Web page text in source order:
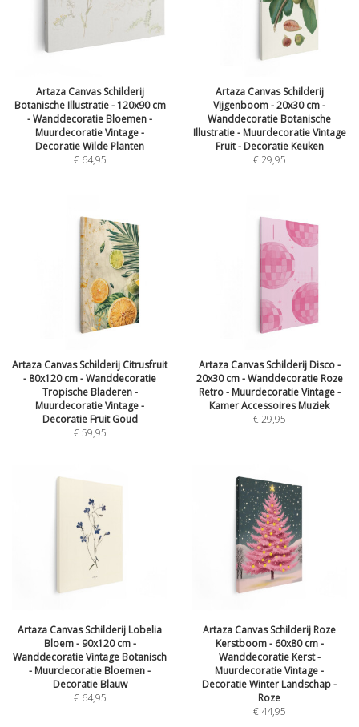
Artaza Canvas Schilderij
Botanische Illustratie - 120x90 cm
- Wanddecoratie Bloemen -
Muurdecoratie Vintage -
Decoratie Wilde Planten
€ 64,95
Artaza Canvas Schilderij
Vijgenboom - 20x30 cm -
Wanddecoratie Botanische
Illustratie - Muurdecoratie Vintage
Fruit - Decoratie Keuken
€29,95
Artaza Canvas Schilderij Citrusfruit
- 80x120 cm - Wanddecoratie
Tropische Bladeren -
Muurdecoratie Vintage -
Decoratie Fruit Goud
€59,95
Artaza Canvas Schilderij Disco -
20x30 cm - Wanddecoratie Roze
Retro - Muurdecoratie Vintage -
Kamer Accessoires Muziek
€29,95
Artaza Canvas Schilderij Lobelia
Bloem - 90x120 cm -
Wanddecoratie Vintage Botanisch
- Muurdecoratie Bloemen -
Decoratie Blauw
€ 64,95
Artaza Canvas Schilderij Roze
Kerstboom - 60x80 cm -
Wanddecoratie Kerst -
Muurdecoratie Vintage -
Decoratie Winter Landschap -
Roze
€44,95